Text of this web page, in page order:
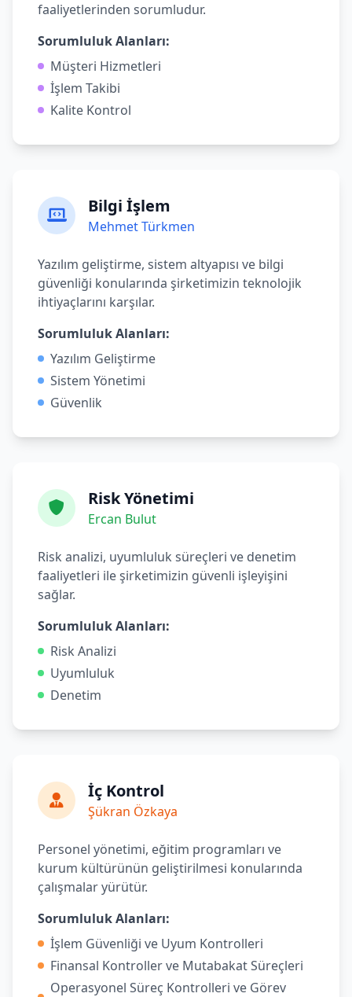
faaliyetlerinden sorumludur.
Sorumluluk Alanları:
Müşteri Hizmetleri
İşlem Takibi
Kalite Kontrol
Bilgi İşlem
Mehmet Türkmen
Yazılım geliştirme, sistem altyapısı ve bilgi
güvenliği konularında şirketimizin teknolojik
ihtiyaçlarını karşılar.
Sorumluluk Alanları:
Yazılım Geliştirme
Sistem Yönetimi
Güvenlik
Risk Yönetimi
Ercan Bulut
Risk analizi, uyumluluk süreçleri ve denetim
faaliyetleri ile şirketimizin güvenli işleyişini
sağlar.
Sorumluluk Alanları:
Risk Analizi
Uyumluluk
Denetim
İç Kontrol
Şükran Özkaya
Personel yönetimi, eğitim programları ve
kurum kültürünün geliştirilmesi konularında
çalışmalar yürütür.
Sorumluluk Alanları:
İşlem Güvenliği ve Uyum Kontrolleri
Finansal Kontroller ve Mutabakat Süreçleri
Operasyonel Süreç Kontrolleri ve Görev